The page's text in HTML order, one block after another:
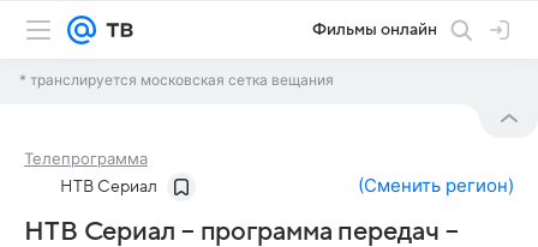
Фильмы онлайн
* транслируется московская сетка вещания
Телепрограмма
НТВ Сериал (Сменить регион)
НТВ Сериал – программа передач –